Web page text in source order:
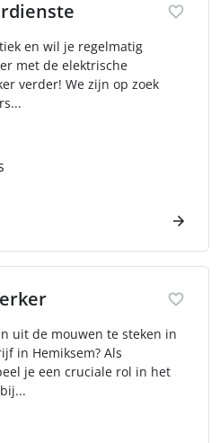
en wil je regelmatig
met de elektrische
verder! We zijn op zoek
uit de mouwen te steken in
in Hemiksem? Als
je een cruciale rol in het